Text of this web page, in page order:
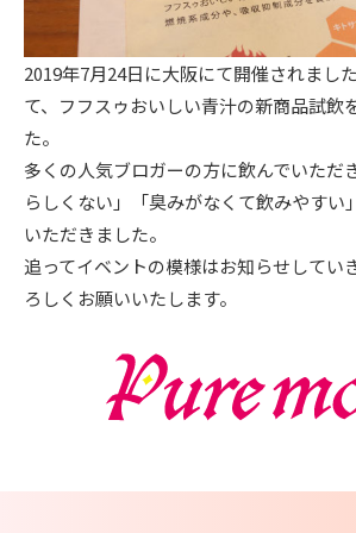
2019年7月24日に大阪にて開催されました
て、フフスゥおいしい青汁の新商品試飲
た。
多くの人気ブロガーの方に飲んでいただ
らしくない」「臭みがなくて飲みやすい
いただきました。
追ってイベントの模様はお知らせしてい
ろしくお願いいたします。